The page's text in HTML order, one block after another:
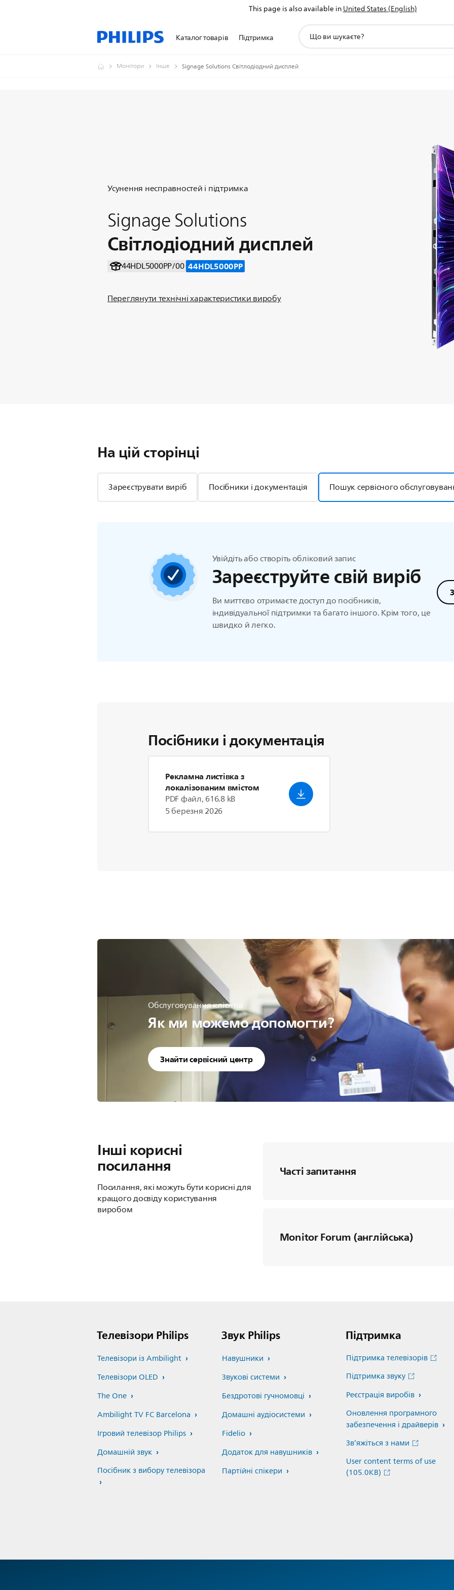
This page is also available inUnited States (English)
Каталог товарів Підтримка
іконок
Монітори Інше Signage Solutions Світлодіодний дисплей
Усунення несправностей і підтримка
Signage Solutions
Світлодіодний дисплей
44HDL5000PP/00 44HDL5000PP
Переглянути технічні характеристики виробу
На цій сторінці
Зареєструвати виріб Посібники і документація Пошук сервісного
Увійдіть або створіть обліковий запис
Зареєструйте свій виріб
Ви миттєво отримаєте доступ до посібників,
індивідуальної підтримки та багато іншого. Крім того, це
швидко й легко.
Посібники і документація
Рекламна листівка з
локалізованим вмістом
PDF файл, 616.8 kB
5 березня 2026
Обслуговування клієнтів
Як ми можемо допомогти?
Знайти сервісний центр
Інші корисні
посилання
Посилання, які можуть бути корисні для
кращого досвіду користування
виробом
Часті запитання
Monitor Forum (англійська)
Телевізори Philips
Телевізори із Ambilight
Телевізори OLED
The One
Ambilight TV FC Barcelona
Ігровий телевізор Philips
Домашній звук
Посібник з вибору телевізора
Звук Philips
Навушники
Звукові системи
Бездротові гучномовці
Домашні аудіосистеми
Fidelio
Додаток для навушників
Партійні спікери
Підтримка
Підтримка телевізорів
Підтримка звуку
Реєстрація виробів
Оновлення програмного
забезпечення і драйверів
Зв’яжіться з нами
User content terms of use
(105.0KB)